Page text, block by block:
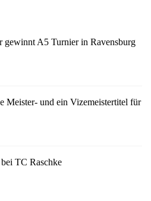
gewinnt A5 Turnier in Ravensburg
Meister- und ein Vizemeistertitel für
TC Raschke